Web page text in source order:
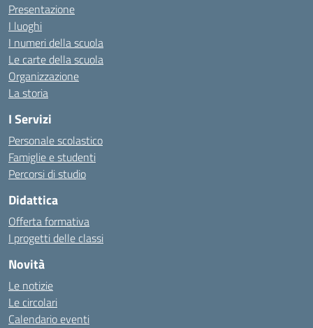
Presentazione
I luoghi
I numeri della scuola
Le carte della scuola
Organizzazione
La storia
I Servizi
Personale scolastico
Famiglie e studenti
Percorsi di studio
Didattica
Offerta formativa
I progetti delle classi
Novità
Le notizie
Le circolari
Calendario eventi